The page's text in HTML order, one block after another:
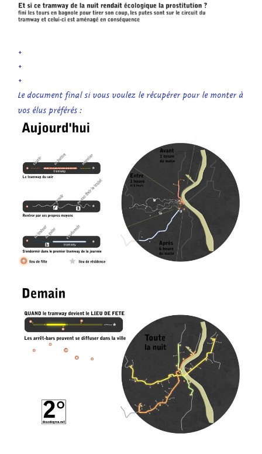
+
+
+
Le document final si vous voulez le récupérer pour le monter à
vos élus préférés :